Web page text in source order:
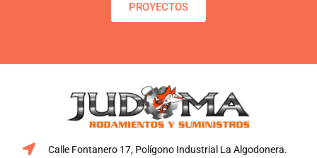
PROYECTOS
Calle Fontanero 17, Polígono Industrial La Algodonera.